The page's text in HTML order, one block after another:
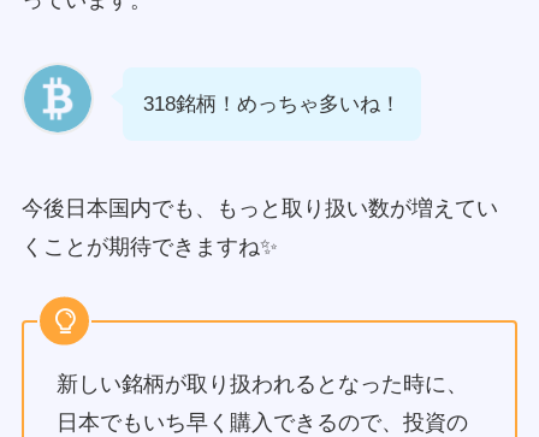
318銘柄！めっちゃ多いね！
今後日本国内でも、もっと取り扱い数が増えてい
くことが期待できますね✨
新しい銘柄が取り扱われるとなった時に、
日本でもいち早く購入できるので、投資の